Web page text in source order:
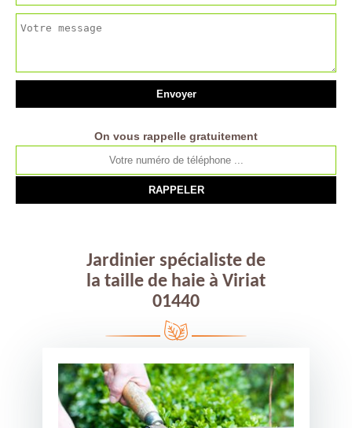
On vous rappelle gratuitement
Jardinier spécialiste de
la taille de haie à Viriat
01440